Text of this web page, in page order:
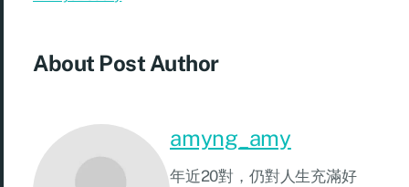
About Post Author
amyng_amy
年近20對，仍對人生充滿好